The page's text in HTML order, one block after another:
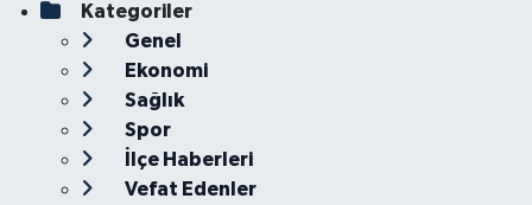
Kategoriler
Genel
Ekonomi
Sağlık
Spor
İlçe Haberleri
Vefat Edenler